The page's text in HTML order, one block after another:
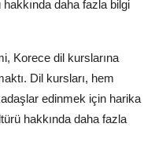
daha fazla bilgi
Korece dil kurslarına
Dil kursları, hem
edinmek için harika
hakkında daha fazla